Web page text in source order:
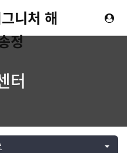
니처 해
정
터